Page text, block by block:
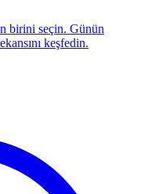
birini seçin. Günün
keşfedin.